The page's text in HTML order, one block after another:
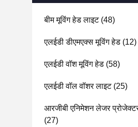
बीम मूविंग हेड लाइट(48)
एलईडी डीएमएक्स मूविंग हेड (12)
एलईडी वॉश मूविंग हेड (58)
एलईडी वॉल वॉशर लाइट(25)
आरजीबी एनिमेशन लेजर
(27)